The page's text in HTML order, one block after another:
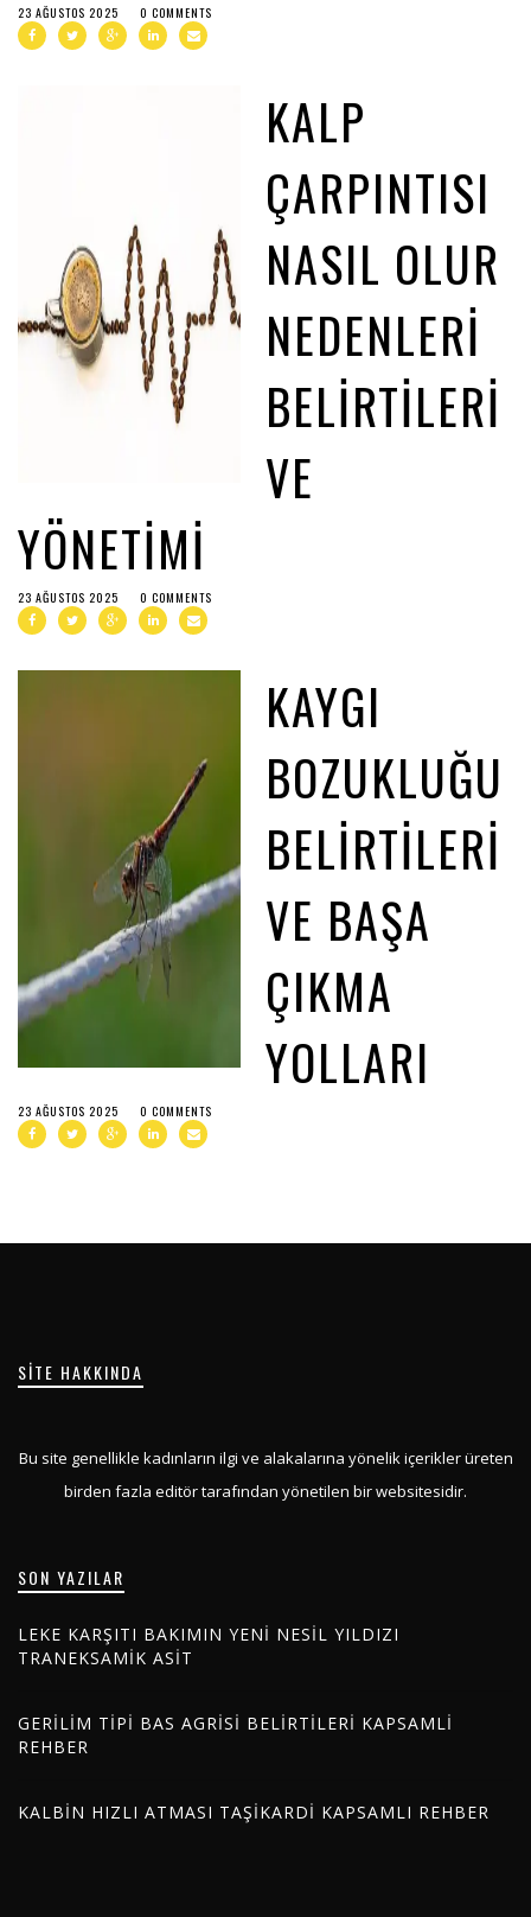
23 AĞUSTOS 2025 0 COMMENTS
KALP
ÇARPINTISI
NASIL OLUR
NEDENLERI
BELIRTILERI
VE
YÖNETIMI
23 AĞUSTOS 2025 0 COMMENTS
KAYGI
BOZUKLUĞU
BELIRTILERI
VE BAŞA
ÇIKMA
YOLLARI
23 AĞUSTOS 2025 0 COMMENTS
SITE HAKKINDA
Bu site genellikle kadınların ilgi ve alakalarına yönelik içerikler üreten
birden fazla editör tarafından yönetilen bir websitesidir.
SON YAZILAR
LEKE KARŞITI BAKIMIN YENI NESIL YILDIZI
TRANEKSAMIK ASIT
GERILIM TIPI BAS AGRISI BELIRTILERI KAPSAMLI
REHBER
KALBIN HIZLI ATMASI TAŞIKARDI KAPSAMLI REHBER